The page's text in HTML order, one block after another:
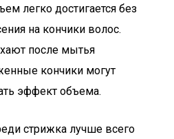
легко достигается без
на кончики волос.
после мытья
кончики могут
эффект объема.
стрижка лучше всего